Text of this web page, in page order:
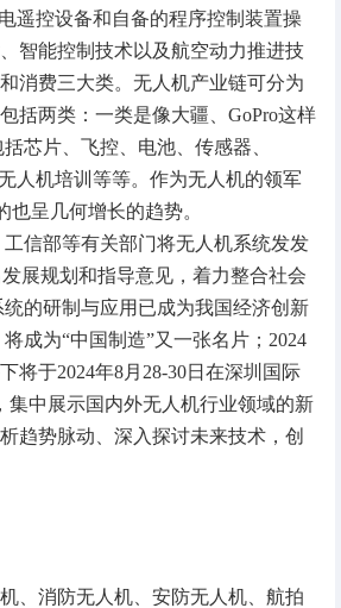
遥控设备和自备的程序控制装置操
智能控制技术以及航空动力推进技
消费三大类。无人机产业链可分为
括两类：一类是像大疆、GoPro这样
芯片、飞控、电池、传感器、
人机培训等等。作为无人机的领军
呈几何增长的趋势。
信部等有关部门将无人机系统发发
展规划和指导意见，着力整合社会
的研制与应用已成为我国经济创新
成为“中国制造”又一张名片；2024
将于2024年8月28-30日在深圳国际
中展示国内外无人机行业领域的新
趋势脉动、深入探讨未来技术，创
、消防无人机、安防无人机、航拍